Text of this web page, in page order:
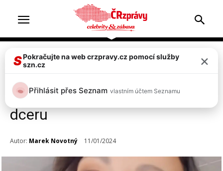
Celebrity Top 2
Agáta Hanychová zuří! Přišel jí
zákaz od soudu, nesmí ukázat
dceru
Autor: Marek Novotný 11/01/2024
SPokračujte na web crzpravy.cz pomocí služby
szn.cz
×
Přihlásit přes Seznam vlastním účtem Seznamu